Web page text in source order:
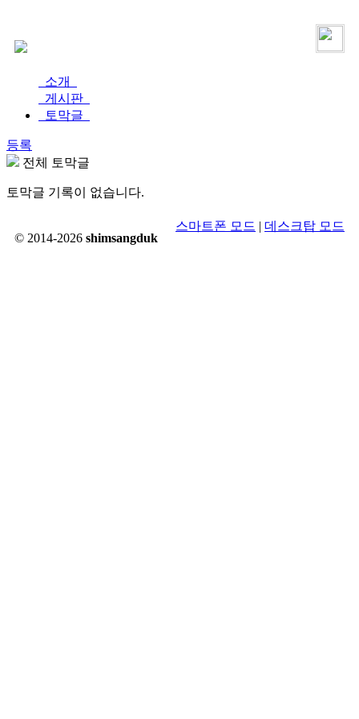
소개
게시판
토막글
등록
전체 토막글
토막글 기록이 없습니다.
© 2014-2026 shimsangduk
스마트폰 모드 | 데스크탑 모드